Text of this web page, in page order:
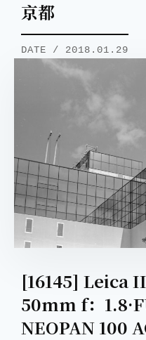
京都
DATE / 2018.01.29
[16145] Leica
50mm f：
NEOPAN 100